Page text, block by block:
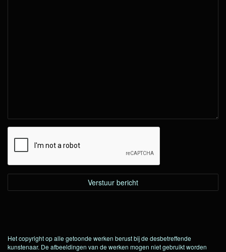
Het copyright op alle getoonde werken berust bij de desbetreffende
kunstenaar. De afbeeldingen van de werken mogen niet gebruikt worden